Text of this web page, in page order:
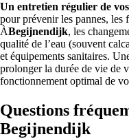
Un entretien régulier de
pour prévenir les pannes, les
ÀBegijnendijk, les
qualité de l’eau (souvent
et équipements sanitaires.
prolonger la durée de vie de
fonctionnement optimal de
Questions
Begijnendijk